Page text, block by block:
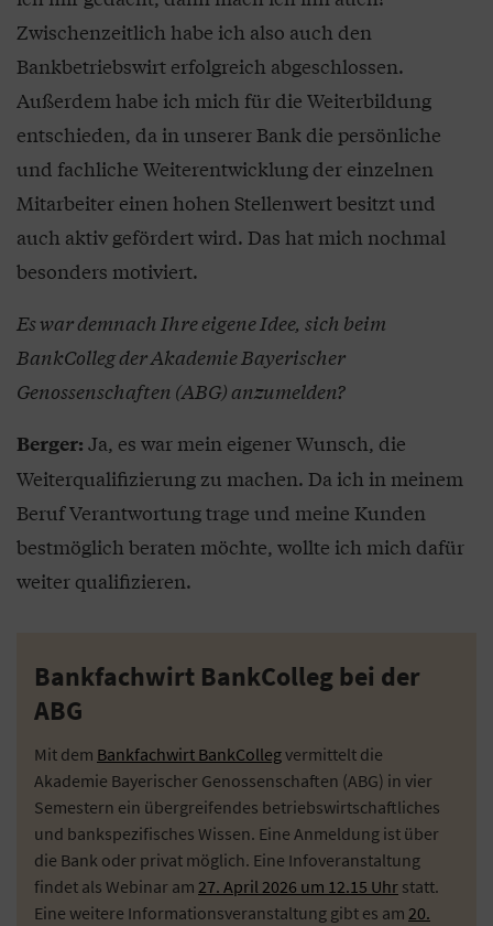
Zwischenzeitlich habe ich also auch den
Bankbetriebswirt erfolgreich abgeschlossen.
Außerdem habe ich mich für die Weiterbildung
entschieden, da in unserer Bank die persönliche
und fachliche Weiterentwicklung der einzelnen
Mitarbeiter einen hohen Stellenwert besitzt und
auch aktiv gefördert wird. Das hat mich nochmal
besonders motiviert.
Es war demnach Ihre eigene Idee, sich beim
BankColleg der Akademie Bayerischer
Genossenschaften (ABG) anzumelden?
Berger: Ja, es war mein eigener Wunsch, die
Weiterqualifizierung zu machen. Da ich in meinem
Beruf Verantwortung trage und meine Kunden
bestmöglich beraten möchte, wollte ich mich dafür
weiter qualifizieren.
Bankfachwirt BankColleg bei der
ABG
Mit dem Bankfachwirt BankCollegvermittelt die
Akademie Bayerischer Genossenschaften (ABG) in vier
Semestern ein übergreifendes betriebswirtschaftliches
und bankspezifisches Wissen. Eine Anmeldung ist über
die Bank oder privat möglich. Eine Infoveranstaltung
findet als Webinar am 27. April 2026 um 12.15 Uhr statt.
Eine weitere Informationsveranstaltung gibt es am 20.